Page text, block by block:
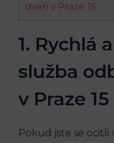
dveří v Praze 15
1. Rychlá
služba
v Praze 15
Pokud jste se ocitli